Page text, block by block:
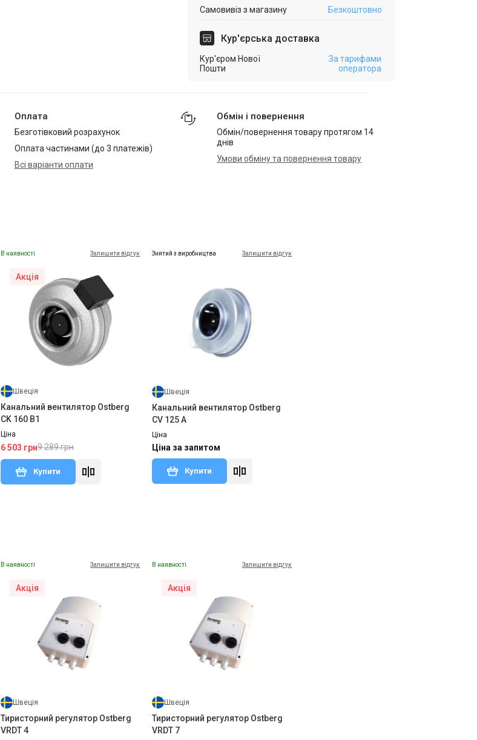
Самовивіз з магазину Безкоштовно
Кур'єрська доставка
Кур'єром Нової
Пошти
За тарифами
оператора
Оплата
Безготівковий розрахунок
Оплата частинами (до 3 платежів)
Всі варіанти оплати
Обмін і повернення
Обмін/повернення товару протягом 14
днів
Умови обміну та повернення товару
В наявності Залишити відгук
Акція
Швеція
Канальний вентилятор Ostberg
CK 160 B1
Ціна
6 503 грн9 289 грн
Купити
Знятий з виробництва Залишити відгук
Швеція
Канальний вентилятор Ostberg
CV 125 A
Ціна
Ціна за запитом
Купити
В наявності Залишити відгук
Акція
Швеція
Тиристорний регулятор Ostberg
VRDT 4
В наявності Залишити відгук
Акція
Швеція
Тиристорний регулятор Ostberg
VRDT 7